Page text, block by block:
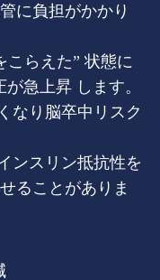
に負担がかかり
こらえた” 状態に
急上昇 します。
なり脳卒中リスク
ンスリン抵抗性を
ることがありま